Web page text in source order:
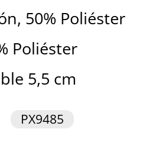
50% Poliéster
Poliéster
5,5 cm
PX9485